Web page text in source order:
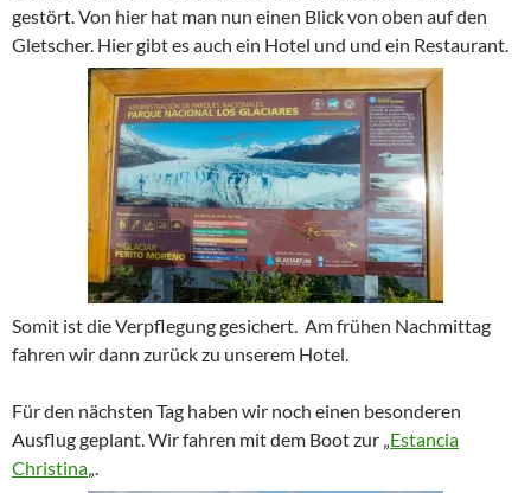
gestört. Von hier hat man nun einen Blick von oben auf den
Gletscher. Hier gibt es auch ein Hotel und und ein Restaurant.
Somit ist die Verpflegung gesichert. Am frühen Nachmittag
fahren wir dann zurück zu unserem Hotel.
Für den nächsten Tag haben wir noch einen besonderen
Ausflug geplant. Wir fahren mit dem Boot zur „ Estancia
Christina